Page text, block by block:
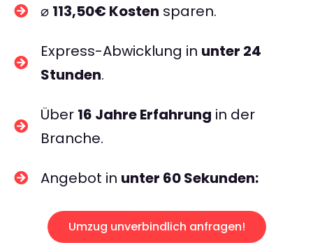
⌀ 113,50€ Kosten sparen.
Express-Abwicklung in unter 24
Stunden.
Über 16 Jahre Erfahrung in der
Branche.
Angebot in unter 60 Sekunden:
Umzug unverbindlich anfragen!